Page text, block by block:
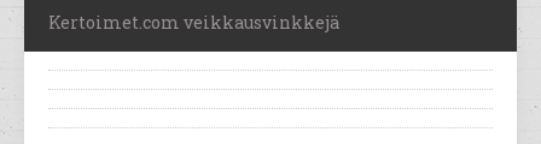
Kertoimet.com veikkausvinkkejä